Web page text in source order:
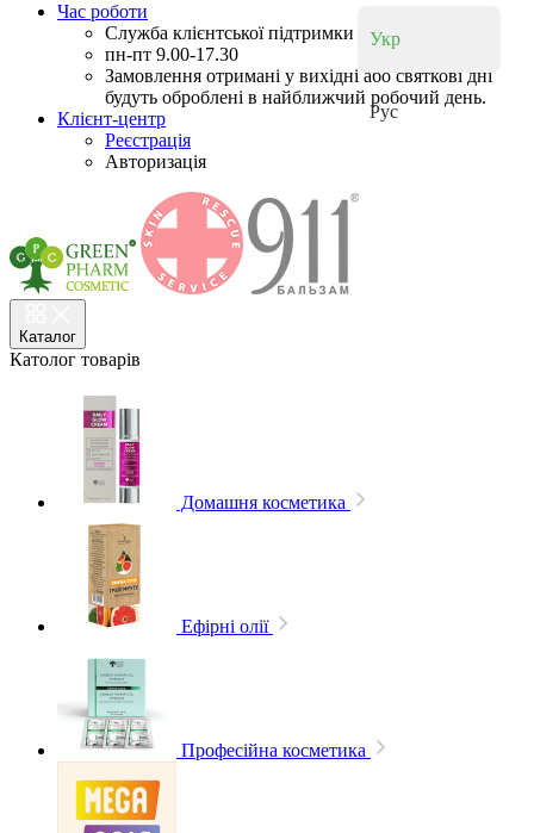
Укр
Рус
Час роботи
Служба клієнтської підтримки працює:
пн-пт 9.00-17.30
Замовлення отримані у вихідні або святкові дні
будуть оброблені в найближчий робочий день.
Клієнт-центр
Реєстрація
Авторизація
Каталог
Католог товарів
Домашня косметика
Ефірні олії
Професійна косметика